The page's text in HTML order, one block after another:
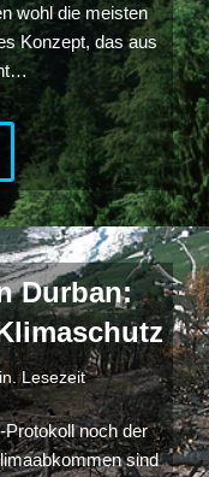
wohl die meisten
Konzept, das aus
Durban:
Lesezeit
noch der
sind